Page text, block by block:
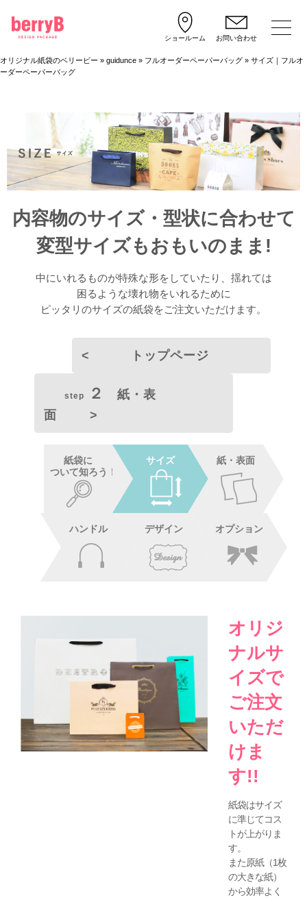
ショールーム お問い合わせ
オリジナル紙袋のベリービー » guidunce » フルオーダーペーパーバッグ » サイズ｜フルオ
ーダーペーパーバッグ
内容物のサイズ・型状に合わせて
変型サイズもおもいのまま!
中にいれるものが特殊な形をしていたり、揺れては
困るような壊れ物をいれるために
ピッタリのサイズの紙袋をご注文いただけます。
< トップページ
step ２
紙・表
面 >
紙袋に
ついて知ろう！
サイズ 紙・表面
ハンドル デザイン オプション
オリジ
ナルサ
イズで
ご注文
いただ
けま
す!!
紙袋はサイズ
に準じてコス
トが上がりま
す。
また原紙（1枚
の大きな紙）
から効率よく